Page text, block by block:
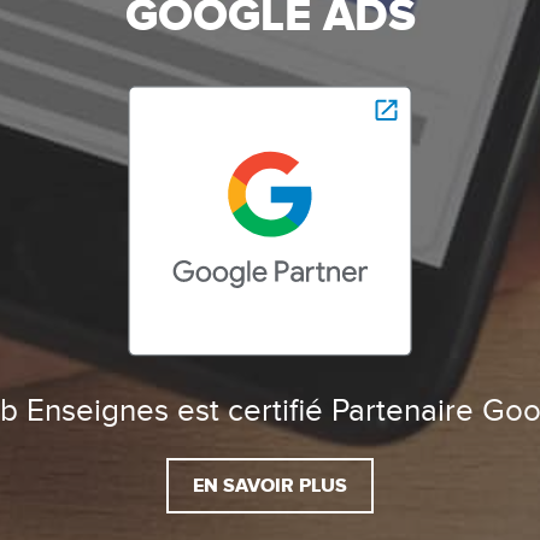
GOOGLE ADS
Enseignes est certifié Partenaire
EN SAVOIR PLUS